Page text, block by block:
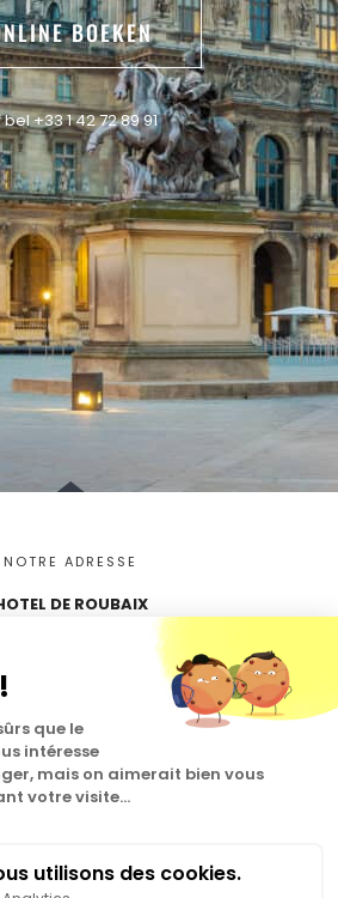
BOEKEN
bel +33 1 42 72 89 91
NOTRE ADRESSE
DE ROUBAIX
RESERVATION
Tél. : +33142728991
Privacybeleid
que le
intéresse
mais on aimerait bien vous
votre visite...
utilisons des cookies.